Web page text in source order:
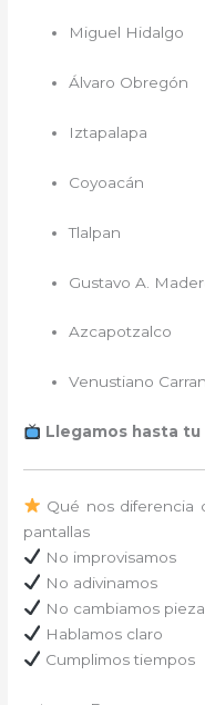
Miguel Hidalgo
Álvaro Obregón
Iztapalapa
Coyoacán
Tlalpan
Gustavo A.
Azcapotzalco
Venustiano
Llegamos hasta
Qué nos diferencia
pantallas
No improvisamos
No adivinamos
No cambiamos
Hablamos claro
Cumplimos tiempos